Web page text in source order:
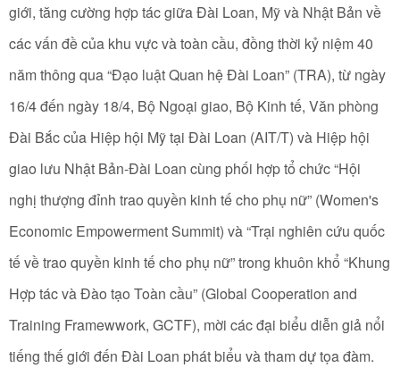
giới, tăng cường hợp tác giữa Đài Loan, Mỹ và Nhật Bản về
các vấn đề của khu vực và toàn cầu, đồng thời kỷ niệm 40
năm thông qua “Đạo luật Quan hệ Đài Loan” (TRA), từ ngày
16/4 đến ngày 18/4, Bộ Ngoại giao, Bộ Kinh tế, Văn phòng
Đài Bắc của Hiệp hội Mỹ tại Đài Loan (AIT/T) và Hiệp hội
giao lưu Nhật Bản-Đài Loan cùng phối hợp tổ chức “Hội
nghị thượng đỉnh trao quyền kinh tế cho phụ nữ” (Women's
Economic Empowerment Summit) và “Trại nghiên cứu quốc
tế về trao quyền kinh tế cho phụ nữ” trong khuôn khổ “Khung
Hợp tác và Đào tạo Toàn cầu” (Global Cooperation and
Training Framewwork, GCTF), mời các đại biểu diễn giả nổi
tiếng thế giới đến Đài Loan phát biểu và tham dự tọa đàm.